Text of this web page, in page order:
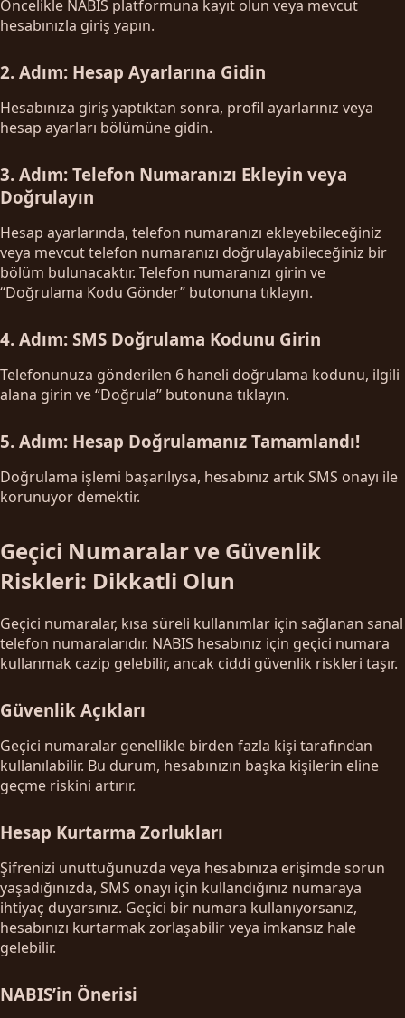
Öncelikle NABIS platformuna kayıt olun veya mevcut
hesabınızla giriş yapın.
2. Adım: Hesap Ayarlarına Gidin
Hesabınıza giriş yaptıktan sonra, profil ayarlarınız veya
hesap ayarları bölümüne gidin.
3. Adım: Telefon Numaranızı Ekleyin veya
Doğrulayın
Hesap ayarlarında, telefon numaranızı ekleyebileceğiniz
veya mevcut telefon numaranızı doğrulayabileceğiniz bir
bölüm bulunacaktır. Telefon numaranızı girin ve
“Doğrulama Kodu Gönder” butonuna tıklayın.
4. Adım: SMS Doğrulama Kodunu Girin
Telefonunuza gönderilen 6 haneli doğrulama kodunu, ilgili
alana girin ve “Doğrula” butonuna tıklayın.
5. Adım: Hesap Doğrulamanız Tamamlandı!
Doğrulama işlemi başarılıysa, hesabınız artık SMS onayı ile
korunuyor demektir.
Geçici Numaralar ve Güvenlik
Riskleri: Dikkatli Olun
Geçici numaralar, kısa süreli kullanımlar için sağlanan sanal
telefon numaralarıdır. NABIS hesabınız için geçici numara
kullanmak cazip gelebilir, ancak ciddi güvenlik riskleri taşır.
Güvenlik Açıkları
Geçici numaralar genellikle birden fazla kişi tarafından
kullanılabilir. Bu durum, hesabınızın başka kişilerin eline
geçme riskini artırır.
Hesap Kurtarma Zorlukları
Şifrenizi unuttuğunuzda veya hesabınıza erişimde sorun
yaşadığınızda, SMS onayı için kullandığınız numaraya
ihtiyaç duyarsınız. Geçici bir numara kullanıyorsanız,
hesabınızı kurtarmak zorlaşabilir veya imkansız hale
gelebilir.
NABIS’in Önerisi